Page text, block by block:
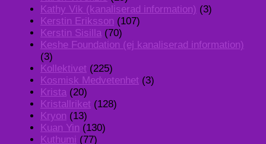
Kathy Vik (kanaliserad information) (3)
Kerstin Eriksson (107)
Kerstin Sisilla (70)
Keshe Foundation (ej kanaliserad information)
(3)
Kollektivet (225)
Kosmisk Medvetenhet (3)
Krista (20)
Kristallriket (128)
Kryon (13)
Kuan Yin (130)
Kuthumi (77)